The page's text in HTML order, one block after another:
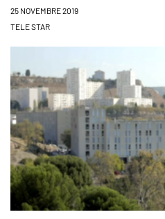
25 NOVEMBRE 2019
TELE STAR